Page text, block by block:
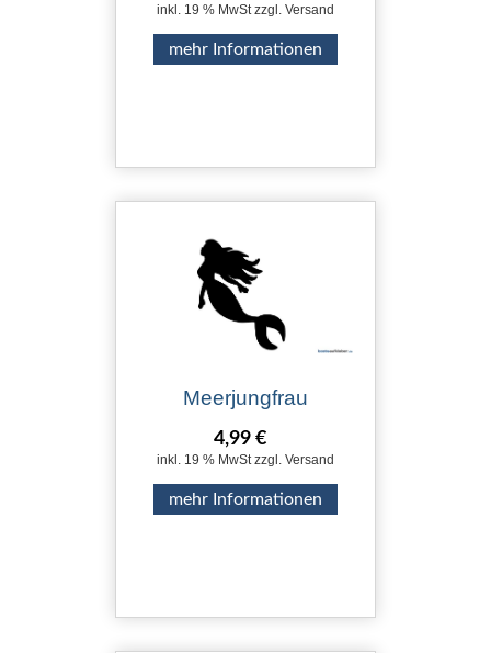
inkl. 19 % MwSt zzgl. Versand
mehr Informationen
Meerjungfrau
4,99 €
inkl. 19 % MwSt zzgl. Versand
mehr Informationen